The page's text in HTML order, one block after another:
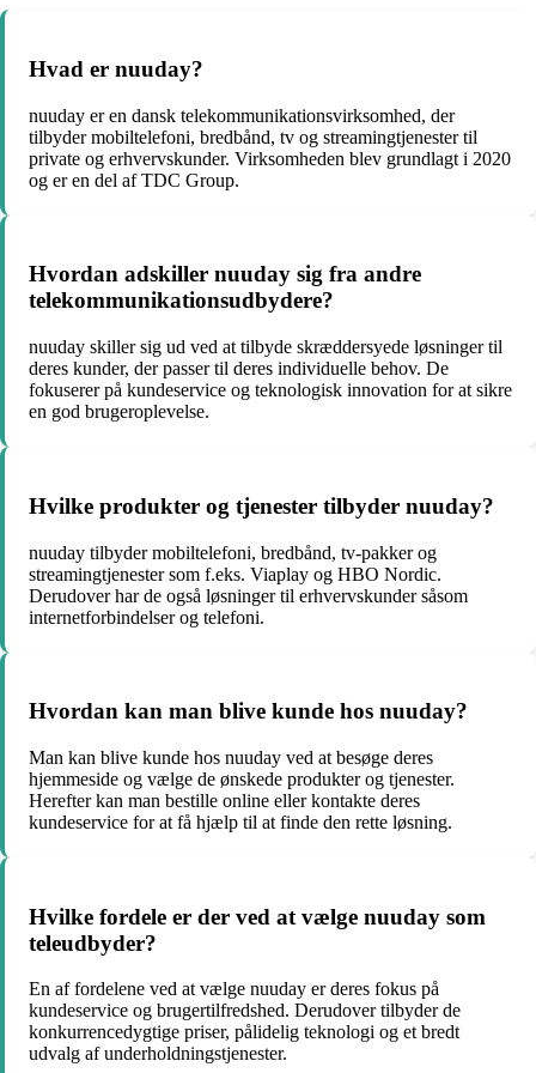
Hvad er nuuday?
nuuday er en dansk telekommunikationsvirksomhed, der
tilbyder mobiltelefoni, bredbånd, tv og streamingtjenester til
private og erhvervskunder. Virksomheden blev grundlagt i 2020
og er en del af TDC Group.
Hvordan adskiller nuuday sig fra andre
telekommunikationsudbydere?
nuuday skiller sig ud ved at tilbyde skræddersyede løsninger til
deres kunder, der passer til deres individuelle behov. De
fokuserer på kundeservice og teknologisk innovation for at sikre
en god brugeroplevelse.
Hvilke produkter og tjenester tilbyder nuuday?
nuuday tilbyder mobiltelefoni, bredbånd, tv-pakker og
streamingtjenester som f.eks. Viaplay og HBO Nordic.
Derudover har de også løsninger til erhvervskunder såsom
internetforbindelser og telefoni.
Hvordan kan man blive kunde hos nuuday?
Man kan blive kunde hos nuuday ved at besøge deres
hjemmeside og vælge de ønskede produkter og tjenester.
Herefter kan man bestille online eller kontakte deres
kundeservice for at få hjælp til at finde den rette løsning.
Hvilke fordele er der ved at vælge nuuday som
teleudbyder?
En af fordelene ved at vælge nuuday er deres fokus på
kundeservice og brugertilfredshed. Derudover tilbyder de
konkurrencedygtige priser, pålidelig teknologi og et bredt
udvalg af underholdningstjenester.